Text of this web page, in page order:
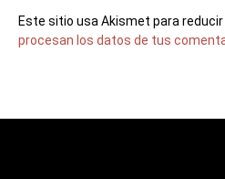
Este sitio usa Akismet para reducir
procesan los datos de tus